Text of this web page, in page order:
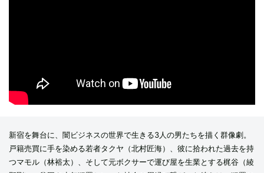
新宿を舞台に、闇ビジネスの世界で生きる3人の男たちを描く群像劇。
戸籍売買に手を染める若者タクヤ（北村匠海）、彼に拾われた過去を持
つマモル（林裕太）、そして元ボクサーで運び屋を生業とする梶谷（綾